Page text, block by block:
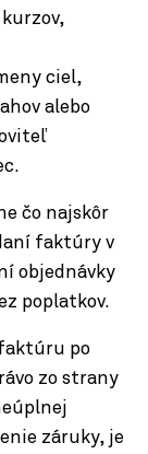
ciel,
alebo
čo najskôr
faktúry v
objednávky
poplatkov.
po
zo strany
záruky, je